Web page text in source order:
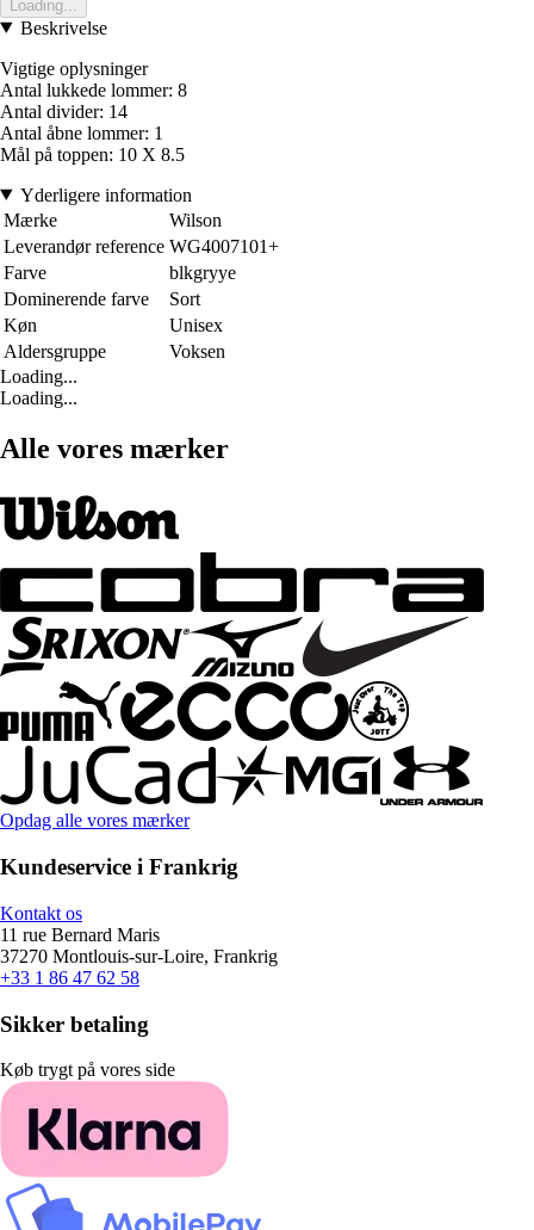
Loading...
Beskrivelse
Vigtige oplysninger
Antal lukkede lommer: 8
Antal divider: 14
Antal åbne lommer: 1
Mål på toppen: 10 X 8.5
Yderligere information
Mærke
Wilson
Leverandør reference WG4007101+
Farve
blkgryye
Dominerende farve
Sort
Køn
Unisex
Aldersgruppe
Voksen
Loading...
Loading...
Alle vores mærker
Opdag alle vores mærker
Kundeservice i Frankrig
Kontakt os
11 rue Bernard Maris
37270 Montlouis-sur-Loire, Frankrig
+33 1 86 47 62 58
Sikker betaling
Køb trygt på vores side